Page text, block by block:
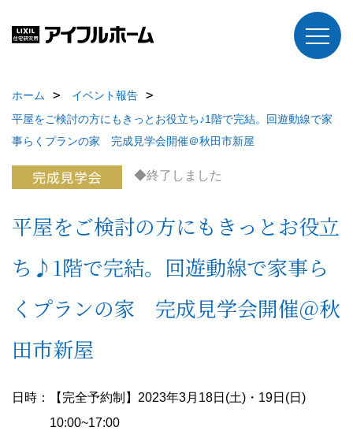
ホーム
イベント報告
平屋をご検討の方にもきっとお役立ち♪1階で完結。回遊動線で家
事らくプランの家 完成見学会開催＠秋田市新屋
◆終了しました
平屋をご検討の方にもきっとお役立
ち♪1階で完結。回遊動線で家事ら
くプランの家 完成見学会開催＠秋
田市新屋
日時：【完全予約制】2023年3月18日(土)・19日(日)
10:00~17:00